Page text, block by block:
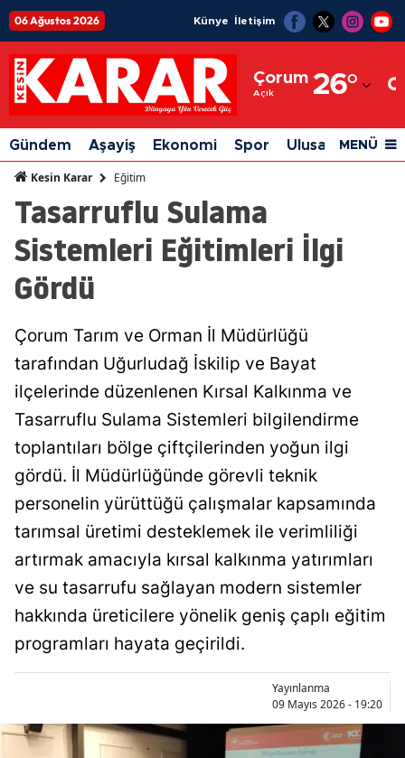
06 Ağustos 2026 Künye İletişim
Çorum
Açık 26°
Adıyaman
Afyonkarahisar
Ağrı
Ankara
Aydın
Balıkesir
Bilecik
Bingöl
Bitlis
Bolu
Burdur
Bursa
Çankırı
Çorum
Gündem Aşayiş Ekonomi Spor Ulusal Siyaset
MENÜ
Kesin Karar Eğitim
Tasarruflu Sulama
Sistemleri Eğitimleri İlgi
Gördü
Çorum Tarım ve Orman İl Müdürlüğü
tarafından Uğurludağ İskilip ve Bayat
ilçelerinde düzenlenen Kırsal Kalkınma ve
Tasarruflu Sulama Sistemleri bilgilendirme
toplantıları bölge çiftçilerinden yoğun ilgi
gördü. İl Müdürlüğünde görevli teknik
personelin yürüttüğü çalışmalar kapsamında
tarımsal üretimi desteklemek ile verimliliği
artırmak amacıyla kırsal kalkınma yatırımları
ve su tasarrufu sağlayan modern sistemler
hakkında üreticilere yönelik geniş çaplı eğitim
programları hayata geçirildi.
Yayınlanma
09 Mayıs 2026 - 19:20